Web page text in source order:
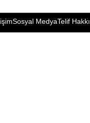
Sosyal MedyaTelif Hakkı